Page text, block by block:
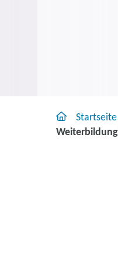
Startseite